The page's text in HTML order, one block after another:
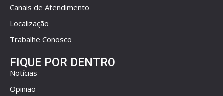
Canais de Atendimento
Localização
Trabalhe Conosco
FIQUE POR DENTRO
Notícias
Opinião